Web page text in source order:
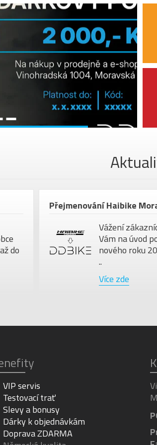
do
Přejmenování Haibike
Vážení
Vám na úvod
nového roku
..
Více zde
VIP servis
Testovací trať
Slevy a bonusy
Dárky k objednávkám
Doprava ZDARMA